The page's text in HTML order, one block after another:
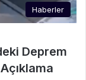
Haberler
Deprem